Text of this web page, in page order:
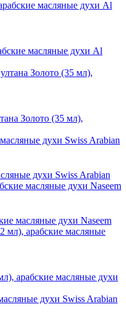
масляные духи Al
Золото (35 мл),
духи Swiss Arabian
масляные духи Naseem
арабские масляные духи